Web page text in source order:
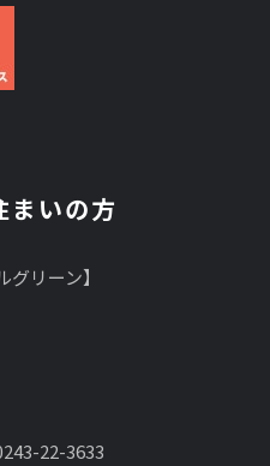
まいの方
グリーン】
22-3633